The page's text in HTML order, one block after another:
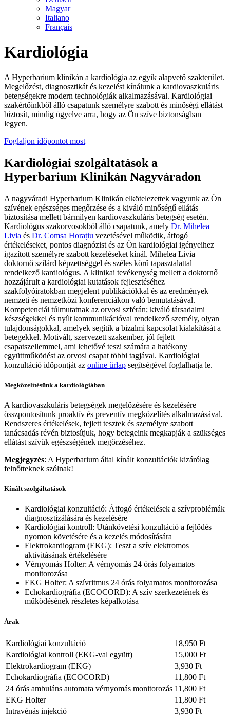
Magyar
Italiano
Français
Kardiológia
A Hyperbarium klinikán a kardiológia az egyik alapvető szakterület.
Megelőzést, diagnosztikát és kezelést kínálunk a kardiovaszkuláris
betegségekre modern technológiák alkalmazásával. Kardiológiai
szakértőinkből álló csapatunk személyre szabott és minőségi ellátást
biztosít, mindig ügyelve arra, hogy az Ön szíve biztonságban
legyen.
Foglaljon időpontot most
Kardiológiai szolgáltatások a
Hyperbarium Klinikán Nagyváradon
A nagyváradi Hyperbarium Klinikán elkötelezettek vagyunk az Ön
szívének egészséges megőrzése és a kiváló minőségű ellátás
biztosítása mellett bármilyen kardiovaszkuláris betegség esetén.
Kardiológus szakorvosokból álló csapatunk, amely Dr. Mihelea
Livia és Dr. Comșa Horațiu vezetésével működik, átfogó
értékeléseket, pontos diagnózist és az Ön kardiológiai igényeihez
igazított személyre szabott kezeléseket kínál. Mihelea Livia
doktornő szilárd képzettséggel és széles körű tapasztalattal
rendelkező kardiológus. A klinikai tevékenység mellett a doktornő
hozzájárult a kardiológiai kutatások fejlesztéséhez
szakfolyóiratokban megjelent publikációkkal és az eredmények
nemzeti és nemzetközi konferenciákon való bemutatásával.
Kompetenciái túlmutatnak az orvosi szférán; kiváló társadalmi
készségekkel és nyílt kommunikációval rendelkező személy, olyan
tulajdonságokkal, amelyek segítik a bizalmi kapcsolat kialakítását a
betegekkel. Motivált, szervezett szakember, jól fejlett
csapatszellemmel, ami lehetővé teszi számára a hatékony
együttműködést az orvosi csapat többi tagjával. Kardiológiai
konzultáció időpontját az online űrlap segítségével foglalhatja le.
Megközelítésünk a kardiológiában
A kardiovaszkuláris betegségek megelőzésére és kezelésére
összpontosítunk proaktív és preventív megközelítés alkalmazásával.
Rendszeres értékelések, fejlett tesztek és személyre szabott
tanácsadás révén biztosítjuk, hogy betegeink megkapják a szükséges
ellátást szívük egészségének megőrzéséhez.
Megjegyzés: A Hyperbarium által kínált konzultációk kizárólag
felnőtteknek szólnak!
Kínált szolgáltatások
Kardiológiai konzultáció: Átfogó értékelések a szívproblémák
diagnosztizálására és kezelésére
Kardiológiai kontroll: Utánkövetési konzultáció a fejlődés
nyomon követésére és a kezelés módosítására
Elektrokardiogram (EKG): Teszt a szív elektromos
aktivitásának értékelésére
Vérnyomás Holter: A vérnyomás 24 órás folyamatos
monitorozása
EKG Holter: A szívritmus 24 órás folyamatos monitorozása
Echokardiográfia (ECOCORD): A szív szerkezetének és
működésének részletes képalkotása
Árak
Kardiológiai konzultáció
18,950 Ft
Kardiológiai kontroll (EKG-val együtt)
15,000 Ft
Elektrokardiogram (EKG)
3,930 Ft
Echokardiográfia (ECOCORD)
11,800 Ft
24 órás ambuláns automata vérnyomás monitorozás 11,800 Ft
EKG Holter
11,800 Ft
Intravénás injekció
3,930 Ft